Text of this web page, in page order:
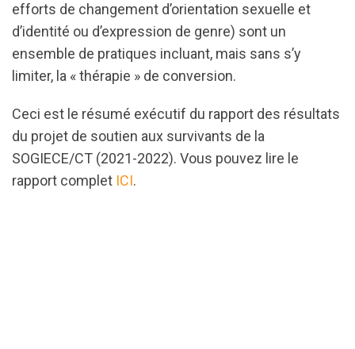
efforts de changement d’orientation sexuelle et
d’identité ou d’expression de genre) sont un
ensemble de pratiques incluant, mais sans s’y
limiter, la « thérapie » de conversion.
Ceci est le résumé exécutif du rapport des résultats
du projet de soutien aux survivants de la
SOGIECE/CT (2021-2022). Vous pouvez lire le
rapport complet ICI.